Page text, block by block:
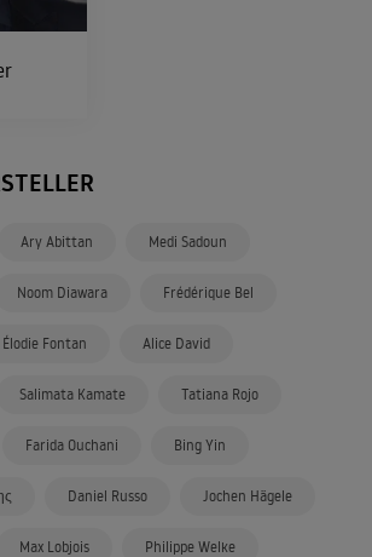
Ary Abittan Medi Sadoun
Noom Diawara Frédérique Bel
Élodie Fontan Alice David
Salimata Kamate Tatiana Rojo
Farida Ouchani Bing Yin
Daniel Russo Jochen Hägele
Max Lobjois Philippe Welke